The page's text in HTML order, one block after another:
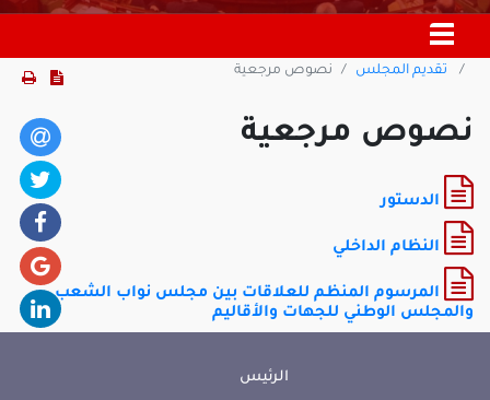
تقديم المجلس نصوص مرجعية
نصوص مرجعية
الدستور
النظام الداخلي
المرسوم المنظم للعلاقات بين مجلس نواب الشعب
والمجلس الوطني للجهات والأقاليم
الرئيس